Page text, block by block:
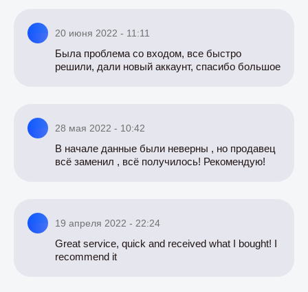
20 июня 2022 - 11:11
Была проблема со входом, все быстро
решили, дали новый аккаунт, спасибо большое
28 мая 2022 - 10:42
В начале данные были неверны , но продавец
всё заменил , всё получилось! Рекомендую!
19 апреля 2022 - 22:24
Great service, quick and received what I bought! I
recommend it